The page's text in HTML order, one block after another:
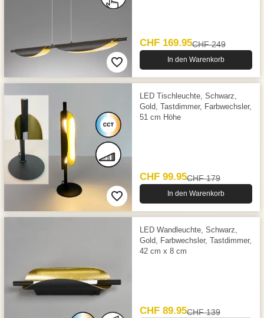
CHF 169.95CHF 249
In den Warenkorb
LED Tischleuchte, Schwarz,
Gold, Tastdimmer, Farbwechsler,
51 cm Höhe
CHF 99.95CHF 179
In den Warenkorb
LED Wandleuchte, Schwarz,
Gold, Farbwechsler, Tastdimmer,
42 cm x 8 cm
CHF 89.95CHF 139